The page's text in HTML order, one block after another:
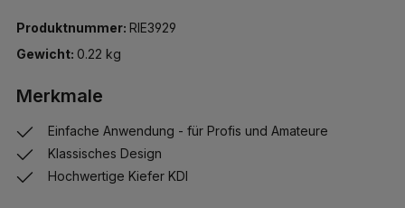
Produktnummer: RIE3929
Gewicht: 0.22 kg
Merkmale
Einfache Anwendung - für Profis und Amateure
Klassisches Design
Hochwertige Kiefer KDI